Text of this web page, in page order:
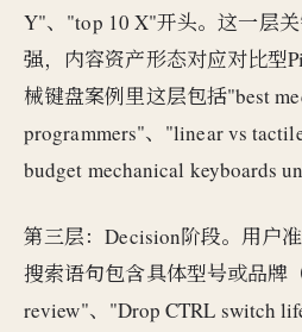
Y"、"top 10 X"开头。这一层
强，内容资产形态对应对比型
械键盘案例里这层包括"best
programmers"、"linear vs
budget mechanical keyboards
第三层：Decision阶段。用户
搜索语句包含具体型号或品牌
review"、"Drop CTRL switch